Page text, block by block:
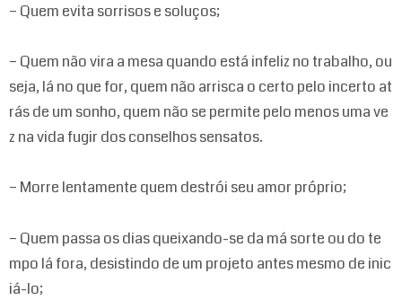
– Quem evita sorrisos e soluços;
– Quem não vira a mesa quando está infeliz no trabalho, ou
seja, lá no que for, quem não arrisca o certo pelo incerto at
rás de um sonho, quem não se permite pelo menos uma ve
z na vida fugir dos conselhos sensatos.
– Morre lentamente quem destrói seu amor próprio;
– Quem passa os dias queixando-se da má sorte ou do te
mpo lá fora, desistindo de um projeto antes mesmo de inic
iá-lo;